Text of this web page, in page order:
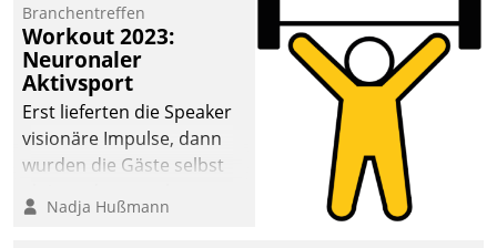
Branchentreffen
Workout 2023:
Neuronaler
Aktivsport
Erst lieferten die Speaker
visionäre Impulse, dann
wurden die Gäste selbst
methodisch
Nadja Hußmann